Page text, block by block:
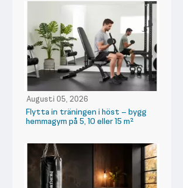
Augusti 05, 2026
Flytta in träningen i höst – bygg
hemmagym på 5, 10 eller 15 m²